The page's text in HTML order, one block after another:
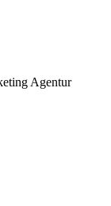
Agentur